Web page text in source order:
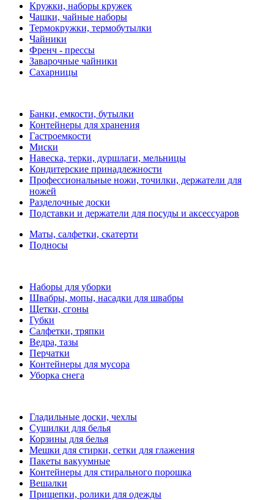
Кружки, наборы кружек
Чашки, чайные наборы
Термокружки, термобутылки
Чайники
Френч - прессы
Заварочные чайники
Сахарницы
Банки, емкости, бутылки
Контейнеры для хранения
Гастроемкости
Миски
Навеска, терки, дуршлаги, мельницы
Кондитерские принадлежности
Профессиональные ножи, точилки, держатели для
ножей
Разделочные доски
Подставки и держатели для посуды и аксессуаров
Маты, салфетки, скатерти
Подносы
Наборы для уборки
Швабры, мопы, насадки для швабры
Щетки, сгоны
Губки
Салфетки, тряпки
Ведра, тазы
Перчатки
Контейнеры для мусора
Уборка снега
Гладильные доски, чехлы
Сушилки для белья
Корзины для белья
Мешки для стирки, сетки для глажения
Пакеты вакуумные
Контейнеры для стирального порошка
Вешалки
Прищепки, ролики для одежды